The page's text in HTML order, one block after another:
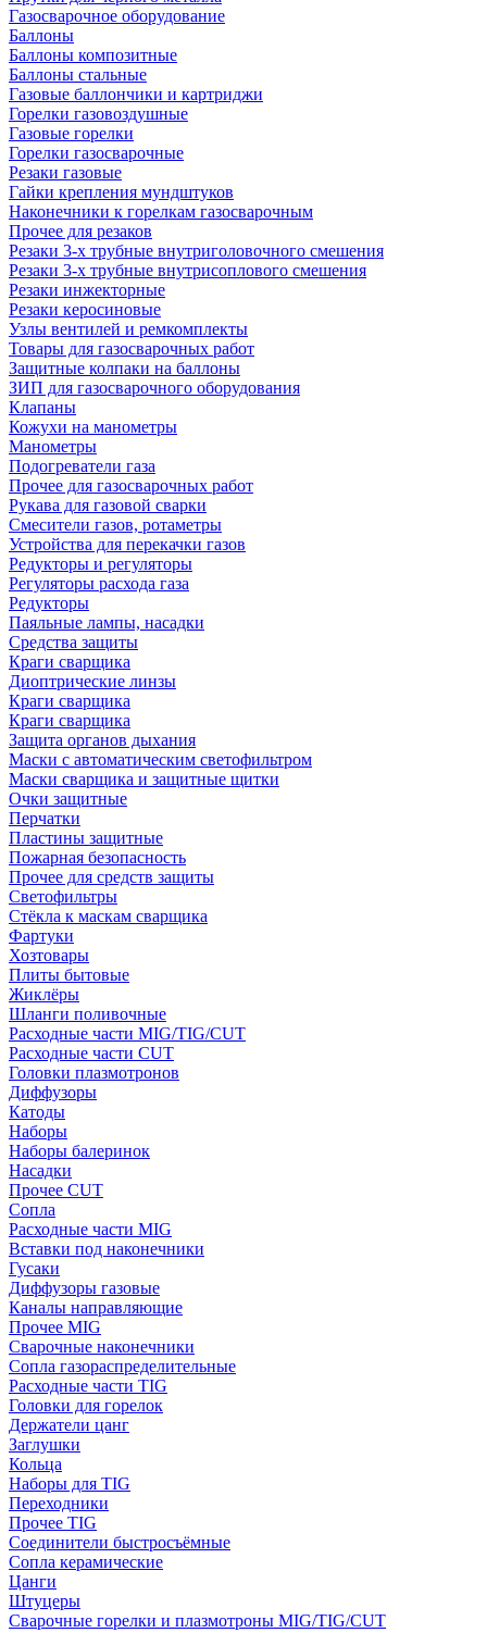
Газосварочное оборудование
Баллоны
Баллоны композитные
Баллоны стальные
Газовые баллончики и картриджи
Горелки газовоздушные
Газовые горелки
Горелки газосварочные
Резаки газовые
Гайки крепления мундштуков
Наконечники к горелкам газосварочным
Прочее для резаков
Резаки 3-х трубные внутриголовочного смешения
Резаки 3-х трубные внутрисоплового смешения
Резаки инжекторные
Резаки керосиновые
Узлы вентилей и ремкомплекты
Товары для газосварочных работ
Защитные колпаки на баллоны
ЗИП для газосварочного оборудования
Клапаны
Кожухи на манометры
Манометры
Подогреватели газа
Прочее для газосварочных работ
Рукава для газовой сварки
Смесители газов, ротаметры
Устройства для перекачки газов
Редукторы и регуляторы
Регуляторы расхода газа
Редукторы
Паяльные лампы, насадки
Средства защиты
Краги сварщика
Диоптрические линзы
Краги сварщика
Краги сварщика
Защита органов дыхания
Маски с автоматическим светофильтром
Маски сварщика и защитные щитки
Очки защитные
Перчатки
Пластины защитные
Пожарная безопасность
Прочее для средств защиты
Светофильтры
Стёкла к маскам сварщика
Фартуки
Хозтовары
Плиты бытовые
Жиклёры
Шланги поливочные
Расходные части MIG/TIG/CUT
Расходные части CUT
Головки плазмотронов
Диффузоры
Катоды
Наборы
Наборы балеринок
Насадки
Прочее CUT
Сопла
Расходные части MIG
Вставки под наконечники
Гусаки
Диффузоры газовые
Каналы направляющие
Прочее MIG
Сварочные наконечники
Сопла газораспределительные
Расходные части TIG
Головки для горелок
Держатели цанг
Заглушки
Кольца
Наборы для TIG
Переходники
Прочее TIG
Соединители быстросъёмные
Сопла керамические
Цанги
Штуцеры
Сварочные горелки и плазмотроны MIG/TIG/CUT